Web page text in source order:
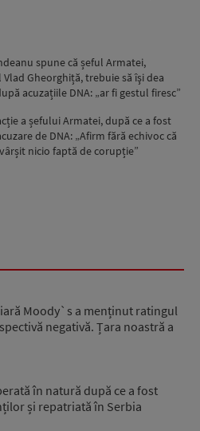
spune că șeful Armatei,
Gheorghiță, trebuie să îşi dea
acuzațiile DNA: „ar fi gestul firesc”
a șefului Armatei, după ce a fost
de DNA: „Afirm fără echivoc că
nicio faptă de corupție”
Moody`s a menținut ratingul
negativă. Țara noastră a
în natură după ce a fost
și repatriată în Serbia